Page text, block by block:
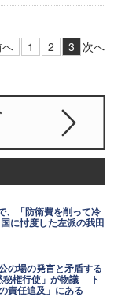
1 2 3 次へ
、「防衛費を削って冷
に忖度した左派の我田
の場の発言と矛盾する
権行使」が物議 ─ ト
責任追及」にある